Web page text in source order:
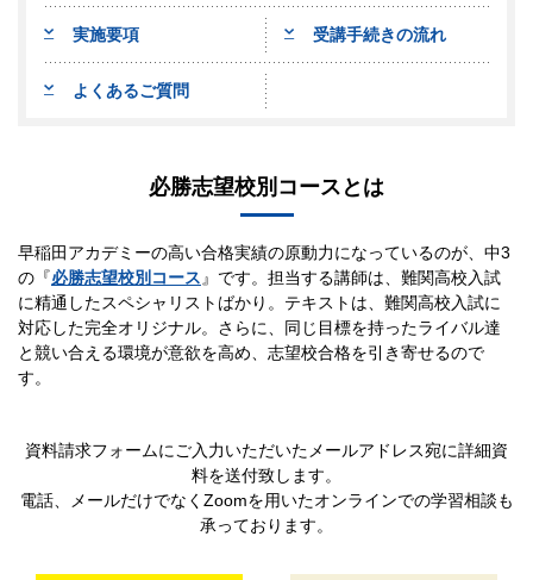
実施要項 受講手続きの流れ
よくあるご質問
必勝志望校別コースとは
早稲田アカデミーの高い合格実績の原動力になっているのが、中3
の『必勝志望校別コース』です。担当する講師は、難関高校入試
に精通したスペシャリストばかり。テキストは、難関高校入試に
対応した完全オリジナル。さらに、同じ目標を持ったライバル達
と競い合える環境が意欲を高め、志望校合格を引き寄せるので
す。
資料請求フォームにご入力いただいたメールアドレス宛に詳細資
料を送付致します。
電話、メールだけでなくZoomを用いたオンラインでの学習相談も
承っております。